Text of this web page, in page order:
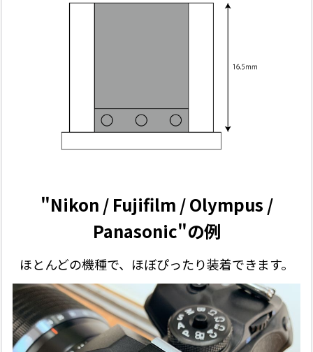
"Nikon / Fujifilm / Olympus /
Panasonic"の例
ほとんどの機種で、ほぼぴったり装着できます。